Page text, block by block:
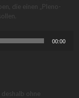
die einen „Pleno-
00:00
ohne